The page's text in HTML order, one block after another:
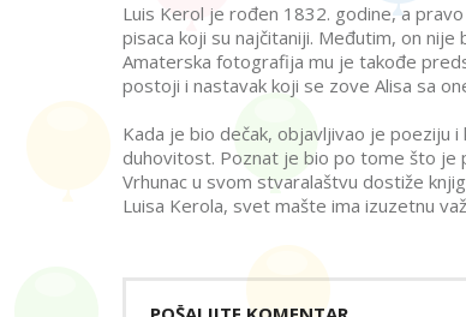
Luis Kerol je rođen 1832. godine, a
pisaca koji su najčitaniji. Međutim, on
Amaterska fotografija mu je takođe
postoji i nastavak koji se zove Alisa sa
Kada je bio dečak, objavljivao je poeziju
duhovitost. Poznat je bio po tome što je
Vrhunac u svom stvaralaštvu dostiže
Luisa Kerola, svet mašte ima izuzetnu